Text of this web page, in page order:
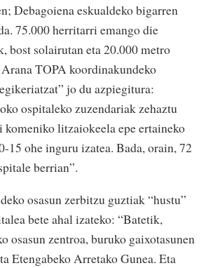
Debagoiena eskualdeko bigarren
75.000 herritarri emango die
bost solairutan eta 20.000 metro
TOPA koordinakundeko
jo du azpiegitura:
ospitaleko zuzendariak zehaztu
komeniko litzaiokeela epe ertaineko
15 ohe inguru izatea. Bada, orain, 72
berrian”.
osasun zerbitzu guztiak “hustu”
bete ahal izateko: “Batetik,
osasun zentroa, buruko gaixotasunen
Etengabeko Arretako Gunea. Eta